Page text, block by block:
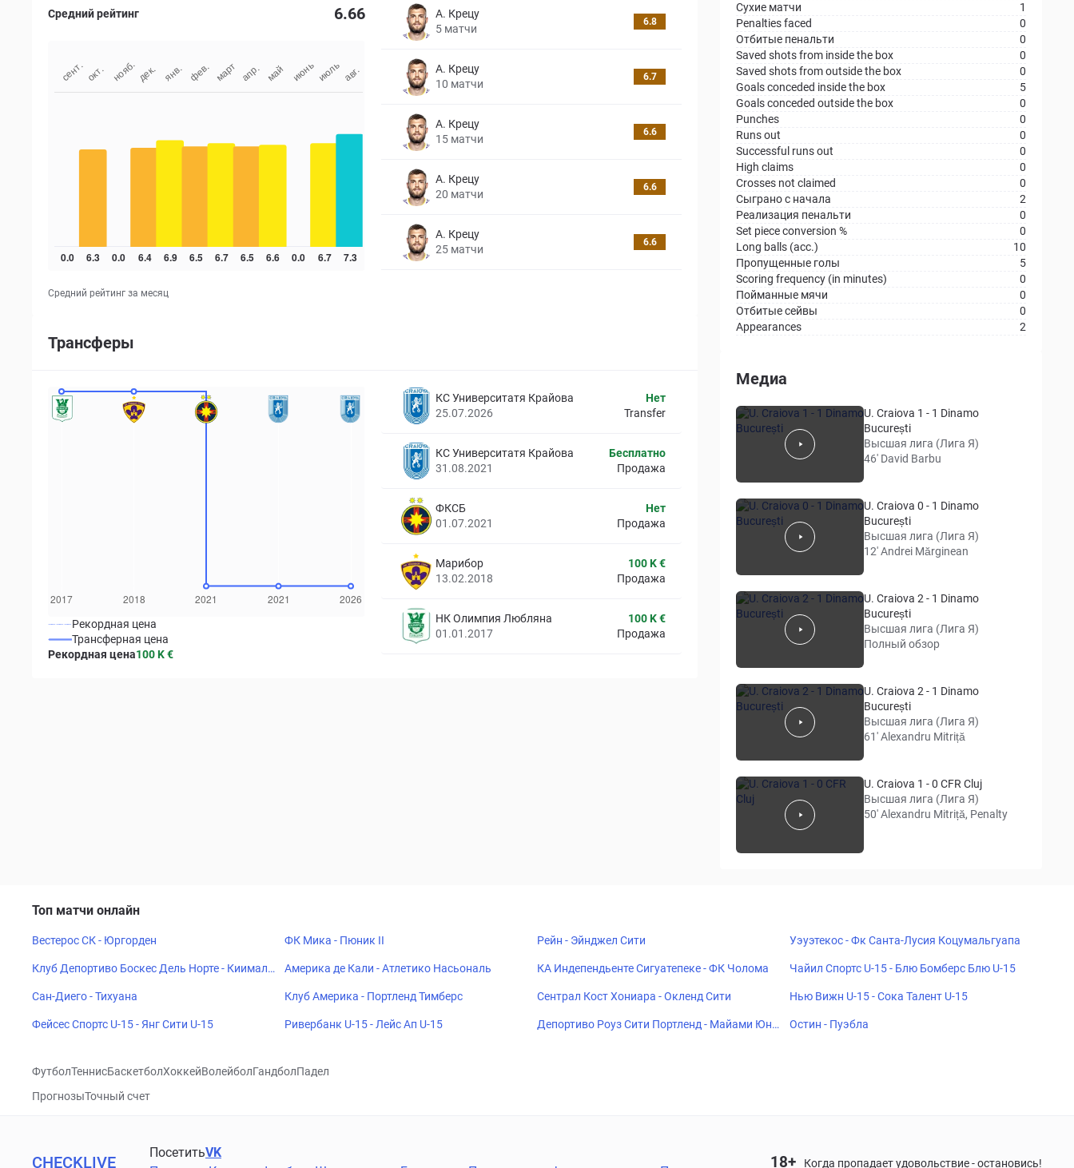
Средний рейтинг 6.66
Средний рейтинг за месяц
А. Крецу
5 матчи
6.8
А. Крецу
10 матчи
6.7
А. Крецу
15 матчи
6.6
А. Крецу
20 матчи
6.6
А. Крецу
25 матчи
6.6
Трансферы
Рекордная цена
Трансферная цена
Рекордная цена100 K€
КС Университатя Крайова
25.07.2026
Нет
Transfer
КС Университатя Крайова
31.08.2021
Бесплатно
Продажа
ФКСБ
01.07.2021
Нет
Продажа
Марибор
13.02.2018
100 K €
Продажа
НК Олимпия Любляна
01.01.2017
100 K €
Продажа
Сухие матчи
1
Penalties faced
0
Отбитые пенальти
0
Saved shots from inside the box
0
Saved shots from outside the box
0
Goals conceded inside the box
5
Goals conceded outside the box
0
Punches
0
Runs out
0
Successful runs out
0
High claims
0
Crosses not claimed
0
Сыграно с начала
2
Реализация пенальти
0
Set piece conversion %
0
Long balls (acc.)
10
Пропущенные голы
5
Scoring frequency (in minutes)
0
Пойманные мячи
0
Отбитые сейвы
0
Appearances
2
Медиа
U. Craiova 1 - 1 Dinamo
București
Высшая лига (Лига Я)
46' David Barbu
U. Craiova 0 - 1 Dinamo
București
Высшая лига (Лига Я)
12' Andrei Mărginean
U. Craiova 2 - 1 Dinamo
București
Высшая лига (Лига Я)
Полный обзор
U. Craiova 2 - 1 Dinamo
București
Высшая лига (Лига Я)
61' Alexandru Mitriță
U. Craiova 1 - 0 CFR Cluj
Высшая лига (Лига Я)
50' Alexandru Mitriță, Penalty
Топ матчи онлайн
Вестерос СК - Юргорден ФК Мика - Пюник II Рейн - Эйнджел Сити Уэуэтекос - Фк Санта-Лусия Коцумальгуапа
Клуб Депортиво Боскес Дель Норте - Киимала-
Америка де Кали - Атлетико Насьональ КА Индепендьенте Сигуатепеке - ФК Чолома Чайил Спортс U-15 - Блю Бомберс Блю U-15
Сан-Диего - Тихуана Клуб Америка - Портленд Тимберс Сентрал Кост Хониара - Окленд Сити Нью Вижн U-15 - Сока Талент U-15
Фейсес Спортс U-15 - Янг Сити U-15 Ривербанк U-15 - Лейс Ап U-15
Депортиво Роуз Сити Портленд - Майами Юна
Остин - Пуэбла
ФутболТеннисБаскетболХоккейВолейболГандболПадел
ПрогнозыТочный счет
CHECKLIVE
ПосетитьVK
18+ Когда пропадает удовольствие - остановись!